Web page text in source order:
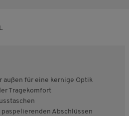
außen für eine kernige Optik
Tragekomfort
Abschlüssen